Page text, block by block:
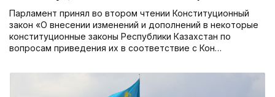
Парламент принял во втором чтении Конституционный
закон «О внесении изменений и дополнений в некоторые
конституционные законы Республики Казахстан по
вопросам приведения их в соответствие с Кон…